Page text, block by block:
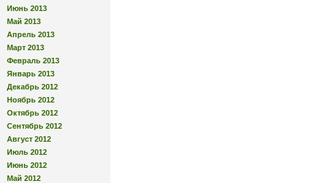
Июнь 2013
Май 2013
Апрель 2013
Март 2013
Февраль 2013
Январь 2013
Декабрь 2012
Ноябрь 2012
Октябрь 2012
Сентябрь 2012
Август 2012
Июль 2012
Июнь 2012
Май 2012